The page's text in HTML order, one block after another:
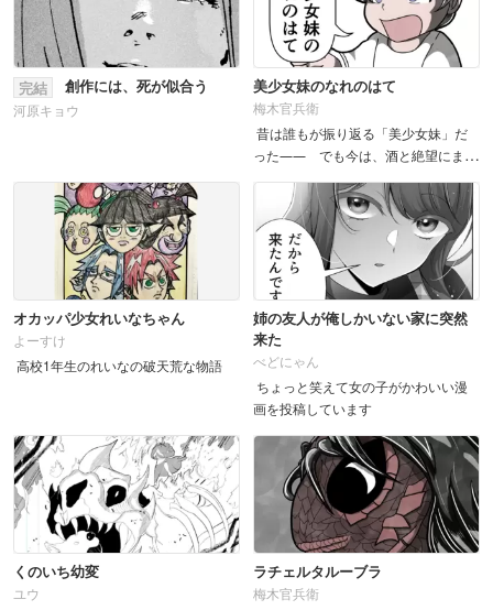
完結 創作には、死が似合う
河原キョウ
美少女妹のなれのはて
梅木官兵衛
昔は誰もが振り返る「美少女妹」だ
った―― でも今は、酒と絶望にまみ
オカッパ少女れいなちゃん
よーすけ
高校1年生のれいなの破天荒な物語
姉の友人が俺しかいない家に突然
来た
べどにゃん
ちょっと笑えて女の子がかわいい漫
画を投稿しています
くのいち幼変
ユウ
ラチェルタルーブラ
梅木官兵衛